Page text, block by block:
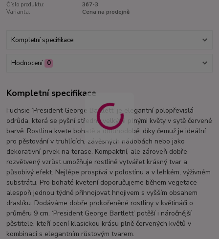
Číslo produktu:
367-3
Varianta:
Cena na prodejně
Kompletní specifikace
Hodnocení 0
Kompletní specifikace
Fuchsie ‘President George Bartlett’ je elegantní polopřevislá
odrůda, která se pyšní středně velkými plnými květy v sytě červené
barvě. Rostlina kvete bohatě a dlouhodobě, díky čemuž je ideální
pro pěstování v truhlících, závěsných nádobách nebo jako
dekorativní prvek na terase. Kompaktní, ale zároveň dobře
rozvětvený vzrůst umožňuje rostlině vytvářet krásný tvar a
působivý efekt. Nejlépe prospívá v polostínu a v lehkém, výživném
substrátu. Pro bohaté kvetení doporučujeme během vegetace
alespoň jednou týdně přihnojovat hnojivem s vyšším obsahem
draslíku. Dodáváme dobře prokořeněné rostliny v květináči o
průměru 9 cm. ‘President George Bartlett’ potěší i náročnější
pěstitele, kteří ocení klasickou krásu plně červených květů v
kombinaci s elegantním růstovým tvarem.